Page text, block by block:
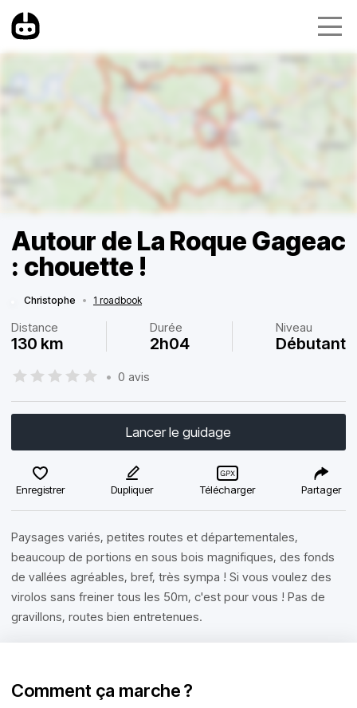
Autour de La Roque Gageac
: chouette !
Christophe • 1 roadbook
Distance
130 km
Durée
2h04
Niveau
Débutant
• 0 avis
Lancer le guidage
Enregistrer Dupliquer Télécharger Partager
Paysages variés, petites routes et départementales,
beaucoup de portions en sous bois magnifiques, des fonds
de vallées agréables, bref, très sympa ! Si vous voulez des
virolos sans freiner tous les 50m, c'est pour vous ! Pas de
gravillons, routes bien entretenues.
Comment ça marche ?